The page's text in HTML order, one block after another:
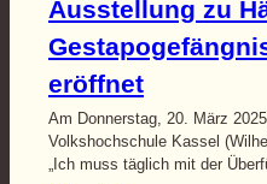
Ausstellung zu
eröffnet
Am Donnerstag, 20. März
Volkshochschule Kassel
„Ich muss täglich mit der